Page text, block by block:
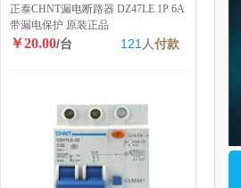
正泰CHNT漏电断路器 DZ47LE 1P 6A
带漏电保护 原装正品
￥20.00/台 121 人付款